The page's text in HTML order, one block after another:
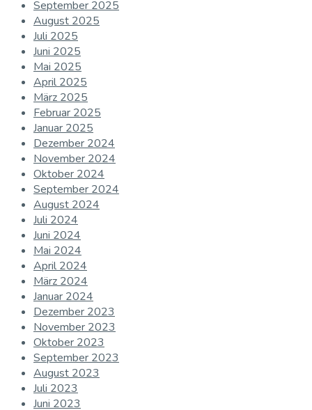
September 2025
August 2025
Juli 2025
Juni 2025
Mai 2025
April 2025
März 2025
Februar 2025
Januar 2025
Dezember 2024
November 2024
Oktober 2024
September 2024
August 2024
Juli 2024
Juni 2024
Mai 2024
April 2024
März 2024
Januar 2024
Dezember 2023
November 2023
Oktober 2023
September 2023
August 2023
Juli 2023
Juni 2023